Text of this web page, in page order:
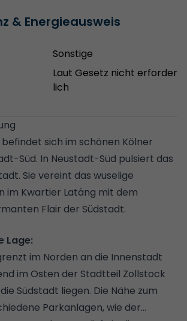
& Energieausweis
Sonstige
Laut Gesetz nicht erforder
lich
sich im schönen Kölner
Süd. In Neustadt-Süd pulsiert das
Sie vereint das wuselige
im Kwartier Latäng mit dem
Flair der Südstadt.
Lage:
im Norden an die Innenstadt
im Osten der Stadtteil Zollstock
Südstadt liegen. Die Nähe zum
Parkanlagen, wie der